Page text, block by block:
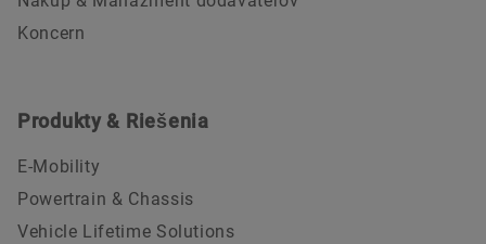
Koncern
Produkty & Riešenia
E-Mobility
Powertrain & Chassis
Vehicle Lifetime Solutions